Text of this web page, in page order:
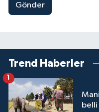
Gönder
Trend Haberler
belli